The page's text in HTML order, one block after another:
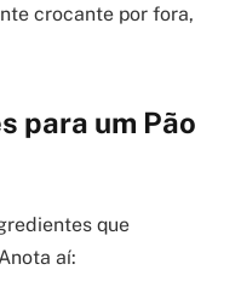
crocante por fora,
para um Pão
que
aí: